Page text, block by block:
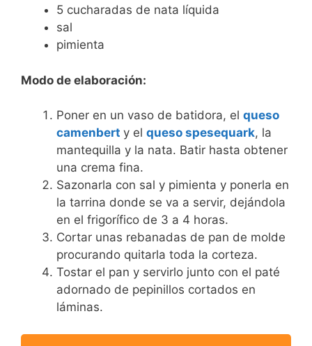
5 cucharadas de nata líquida
sal
pimienta
Modo de elaboración:
Poner en un vaso de batidora, el queso
camenbert y el queso spesequark, la
mantequilla y la nata. Batir hasta obtener
una crema fina.
Sazonarla con sal y pimienta y ponerla en
la tarrina donde se va a servir, dejándola
en el frigorífico de 3 a 4 horas.
Cortar unas rebanadas de pan de molde
procurando quitarla toda la corteza.
Tostar el pan y servirlo junto con el paté
adornado de pepinillos cortados en
láminas.